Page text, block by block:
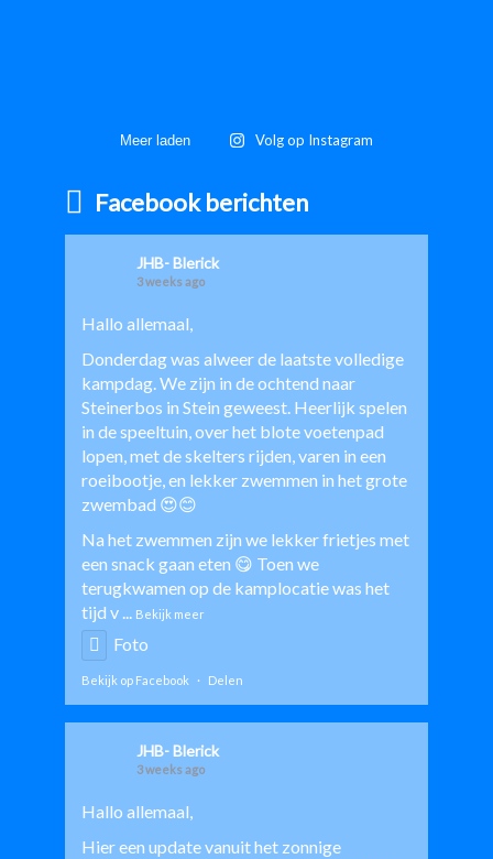
Meer laden Volg op Instagram
Facebook berichten
JHB- Blerick
3 weeks ago
Hallo allemaal,
Donderdag was alweer de laatste volledige
kampdag. We zijn in de ochtend naar
Steinerbos in Stein geweest. Heerlijk spelen
in de speeltuin, over het blote voetenpad
lopen, met de skelters rijden, varen in een
roeibootje, en lekker zwemmen in het grote
zwembad 😍😊
Na het zwemmen zijn we lekker frietjes met
een snack gaan eten 😋 Toen we
terugkwamen op de kamplocatie was het
tijd v ... Bekijk meer
Foto
Bekijk op Facebook · Delen
JHB- Blerick
3 weeks ago
Hallo allemaal,
Hier een update vanuit het zonnige